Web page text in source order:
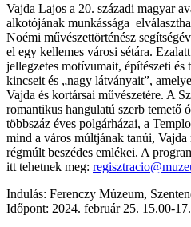
Vajda Lajos a 20. századi magyar
alkotójának munkássága
Noémi művészettörténész
el egy kellemes városi sétára.
jellegzetes motívumait, építészeti és
kincseit és „nagy látványait”,
Vajda és kortársai művészetére. A
romantikus hangulatú szerb temető
többszáz éves polgárházai, a
mind a város múltjának tanúi, Vajda
régmúlt beszédes emlékei. A
itt tehetnek meg:
Indulás: Ferenczy Múzeum,
Időpont: 2024. február 25. 15.00-